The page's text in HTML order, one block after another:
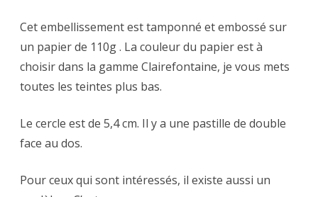
!
Cet embellissement est tamponné et embossé sur
un papier de 110g . La couleur du papier est à
choisir dans la gamme Clairefontaine, je vous mets
toutes les teintes plus bas.
Le cercle est de 5,4 cm. Il y a une pastille de double
face au dos.
Pour ceux qui sont intéressés, il existe aussi un